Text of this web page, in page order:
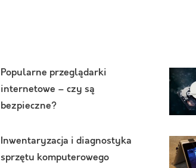
Popularne przeglądarki
internetowe – czy są
bezpieczne?
Inwentaryzacja i diagnostyka
sprzętu komputerowego